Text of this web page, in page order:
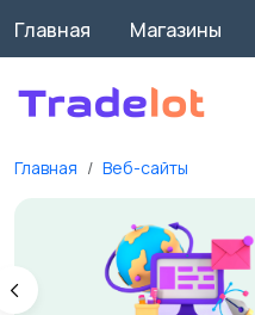
Главная Магазины
Главная Веб-сайты